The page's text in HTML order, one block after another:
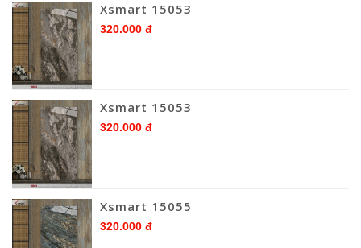
Xsmart 15053
320.000 đ
Xsmart 15053
320.000 đ
Xsmart 15055
320.000 đ